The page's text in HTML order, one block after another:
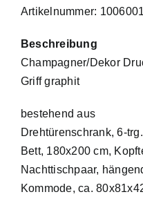
Artikelnummer:
Beschreibung
Champagner/Dekor
Griff graphit
bestehend aus
Drehtürenschrank, 6-
Bett, 180x200 cm,
Nachttischpaar,
Kommode, ca.